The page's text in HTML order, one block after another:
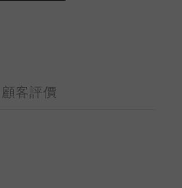
顧客評價